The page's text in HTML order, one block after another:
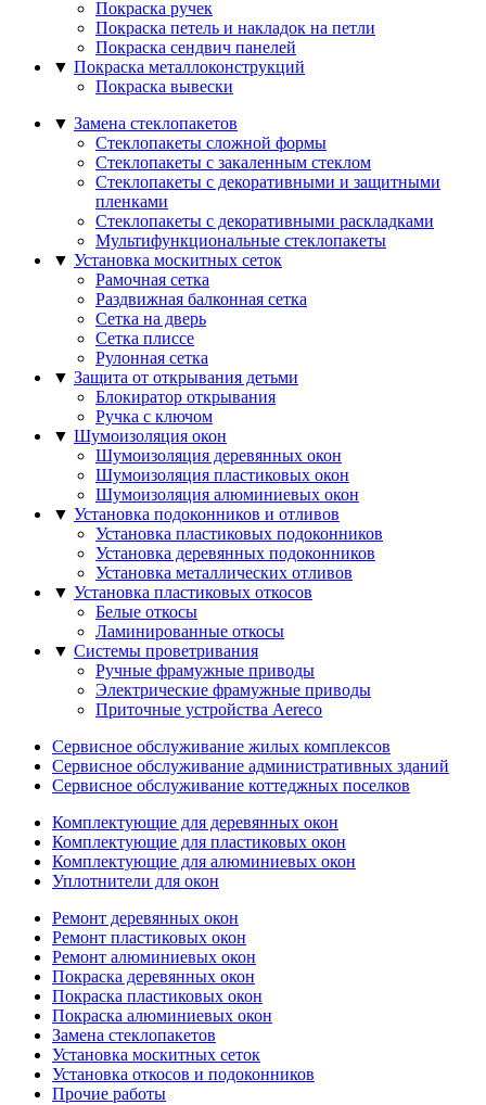
Покраска ручек
Покраска петель и накладок на петли
Покраска сендвич панелей
▼ Покраска металлоконструкций
Покраска вывески
▼ Замена стеклопакетов
Стеклопакеты сложной формы
Стеклопакеты с закаленным стеклом
Стеклопакеты с декоративными и защитными
пленками
Стеклопакеты с декоративными раскладками
Мультифункциональные стеклопакеты
▼ Установка москитных сеток
Рамочная сетка
Раздвижная балконная сетка
Сетка на дверь
Сетка плиссе
Рулонная сетка
▼ Защита от открывания детьми
Блокиратор открывания
Ручка с ключом
▼ Шумоизоляция окон
Шумоизоляция деревянных окон
Шумоизоляция пластиковых окон
Шумоизоляция алюминиевых окон
▼ Установка подоконников и отливов
Установка пластиковых подоконников
Установка деревянных подоконников
Установка металлических отливов
▼ Установка пластиковых откосов
Белые откосы
Ламинированные откосы
▼ Системы проветривания
Ручные фрамужныe приводы
Электрические фрамужныe приводы
Приточные устройства Aereco
Сервисное обслуживание жилых комплексов
Сервисное обслуживание административных зданий
Сервисное обслуживание коттеджных поселков
Комплектующие для деревянных окон
Комплектующие для пластиковых окон
Комплектующие для алюминиевых окон
Уплотнители для окон
Ремонт деревянных окон
Ремонт пластиковых окон
Ремонт алюминиевых окон
Покраска деревянных окон
Покраска пластиковых окон
Покраска алюминиевых окон
Замена стеклопакетов
Установка москитных сеток
Установка откосов и подоконников
Прочие работы